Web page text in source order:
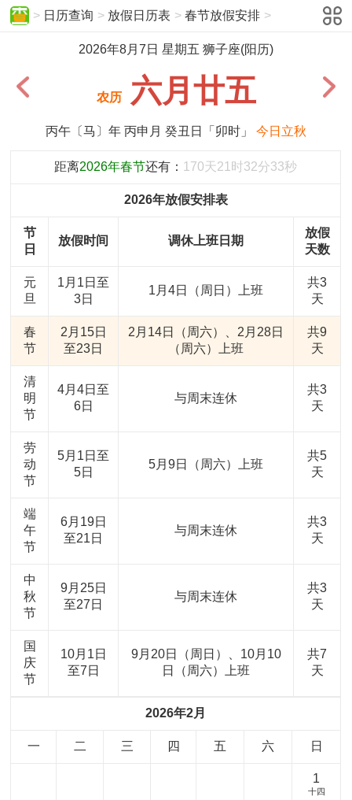
> 日历查询 > 放假日历表 > 春节放假安排 >
2026年8月7日 星期五 狮子座(阳历)
农历六月廿五
丙午〔马〕年 丙申月 癸丑日「卯时」 今日立秋
距离2026年春节还有： 170天21时32分33秒
2026年放假安排表
节
日
放假时间 调休上班日期
放假
天数
元
旦
1月1日至
3日
1月4日（周日）上班
共3
天
春
节
2月15日
至23日
2月14日（周六）、2月28日
（周六）上班
共9
天
清
明
节
4月4日至
6日
与周末连休
共3
天
劳
动
节
5月1日至
5日
5月9日（周六）上班
共5
天
端
午
节
6月19日
至21日
与周末连休
共3
天
中
秋
节
9月25日
至27日
与周末连休
共3
天
国
庆
节
10月1日
至7日
9月20日（周日）、10月10
日（周六）上班
共7
天
2026年2月
一 二 三 四 五 六 日
1
十四